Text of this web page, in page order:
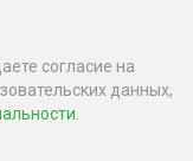
согласие на
данных,